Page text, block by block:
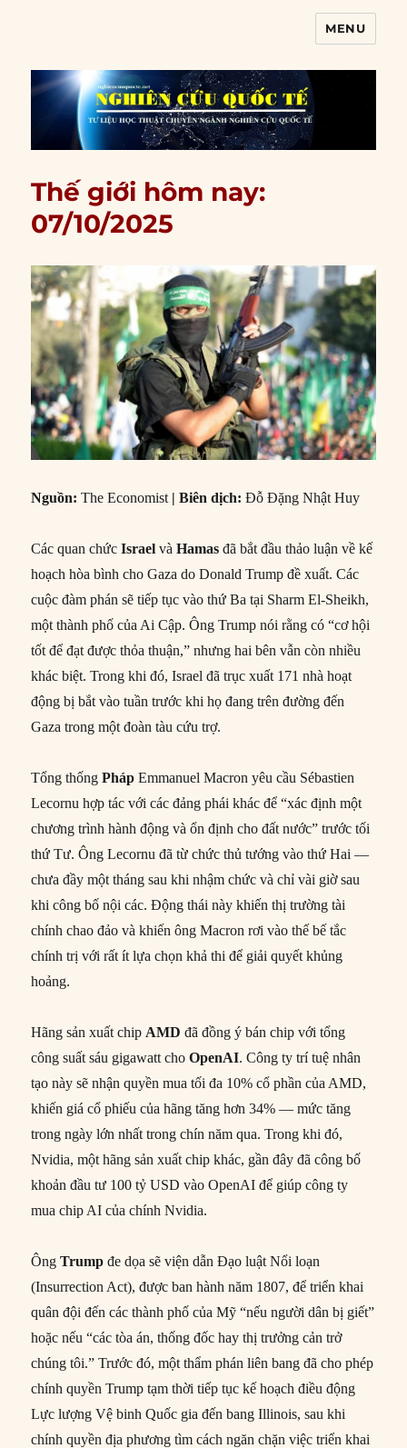
MENU
Thế giới hôm nay:
07/10/2025
Nguồn:The Economist | Biên dịch:Đỗ Đặng Nhật Huy
Các quan chứcIsrael vàHamas đã bắt đầu thảo luận về kế
hoạch hòa bình cho Gaza do Donald Trump đề xuất. Các
cuộc đàm phán sẽ tiếp tục vào thứ Ba tại Sharm El-Sheikh,
một thành phố của Ai Cập. Ông Trump nói rằng có “cơ hội
tốt để đạt được thỏa thuận,” nhưng hai bên vẫn còn nhiều
khác biệt. Trong khi đó, Israel đã trục xuất 171 nhà hoạt
động bị bắt vào tuần trước khi họ đang trên đường đến
Gaza trong một đoàn tàu cứu trợ.
Tổng thốngPháp Emmanuel Macron yêu cầu Sébastien
Lecornu hợp tác với các đảng phái khác để “xác định một
chương trình hành động và ổn định cho đất nước” trước tối
thứ Tư. Ông Lecornu đã từ chức thủ tướng vào thứ Hai —
chưa đầy một tháng sau khi nhậm chức và chỉ vài giờ sau
khi công bố nội các. Động thái này khiến thị trường tài
chính chao đảo và khiến ông Macron rơi vào thế bế tắc
chính trị với rất ít lựa chọn khả thi để giải quyết khủng
hoảng.
Hãng sản xuất chip AMD đã đồng ý bán chip với tổng
công suất sáu gigawatt choOpenAI. Công ty trí tuệ nhân
tạo này sẽ nhận quyền mua tối đa 10% cổ phần của AMD,
khiến giá cổ phiếu của hãng tăng hơn 34% — mức tăng
trong ngày lớn nhất trong chín năm qua. Trong khi đó,
Nvidia, một hãng sản xuất chip khác, gần đây đã công bố
khoản đầu tư 100 tỷ USD vào OpenAI để giúp công ty
mua chip AI của chính Nvidia.
ÔngTrump đe dọa sẽ viện dẫn Đạo luật Nổi loạn
(Insurrection Act), được ban hành năm 1807, để triển khai
quân đội đến các thành phố của Mỹ “nếu người dân bị giết”
hoặc nếu “các tòa án, thống đốc hay thị trưởng cản trở
chúng tôi.” Trước đó, một thẩm phán liên bang đã cho phép
chính quyền Trump tạm thời tiếp tục kế hoạch điều động
Lực lượng Vệ binh Quốc gia đến bang Illinois, sau khi
chính quyền địa phương tìm cách ngăn chặn việc triển khai